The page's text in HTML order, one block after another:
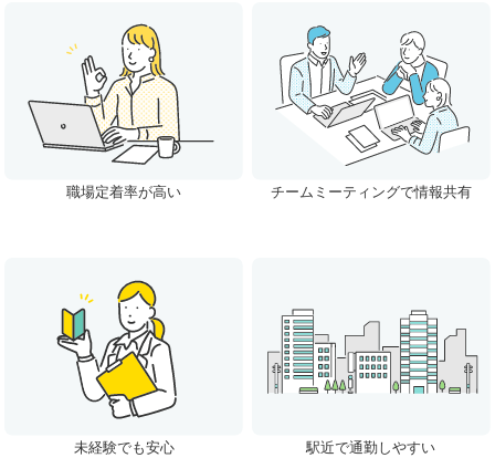
職場定着率が高い チームミーティングで情報共有
未経験でも安心 駅近で通勤しやすい